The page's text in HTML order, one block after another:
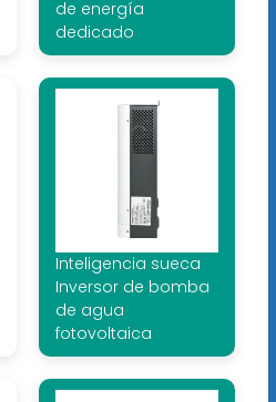
de energía
dedicado
Inteligencia sueca
Inversor de bomba
de agua
fotovoltaica